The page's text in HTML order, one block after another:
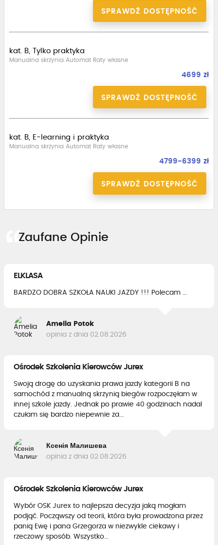
SPRAWDŹ DOSTĘPNOŚĆ
kat. B, Tylko praktyka
Manualna skrzynia Automat Raty własne
4699 zł
SPRAWDŹ DOSTĘPNOŚĆ
kat. B, E-learning i praktyka
Manualna skrzynia Automat Raty własne
4799-6399 zł
SPRAWDŹ DOSTĘPNOŚĆ
Zaufane Opinie
ELKLASA
BARDZO DOBRA SZKOŁA NAUKI JAZDY !!! Polecam ...
Amelia Potok
opinia z dnia 02.08.2026
Ośrodek Szkolenia Kierowców Jurex
Swoją drogę do uzyskania prawa jazdy kategorii B na
samochód z manualną skrzynią biegów rozpoczęłam w
innej szkole jazdy. Jednak po prawie 40 godzinach nadal
czułam się bardzo niepewnie za...
Ксенія Малишева
opinia z dnia 02.08.2026
Ośrodek Szkolenia Kierowców Jurex
Wybór OSK Jurex to najlepsza decyzja jaką mogłam
podjąć. Począwszy od teorii, która była prowadzona przez
panią Ewę i pana Grzegorza w niezwykle ciekawy i
rzeczowy sposób. Wszystko...